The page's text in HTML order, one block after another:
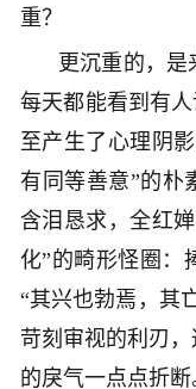
重？
更沉重的，是
每天都能看到有
至产生了心理阴
有同等善意”的朴
含泪恳求，全红
化”的畸形怪圈：
“其兴也勃焉，其
苛刻审视的利刃
的戾气一点点折断